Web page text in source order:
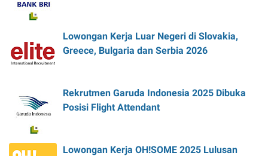
Lowongan Kerja Luar Negeri di Slovakia,
Greece, Bulgaria dan Serbia 2026
Rekrutmen Garuda Indonesia 2025 Dibuka
Posisi Flight Attendant
Lowongan Kerja OH!SOME 2025 Lulusan